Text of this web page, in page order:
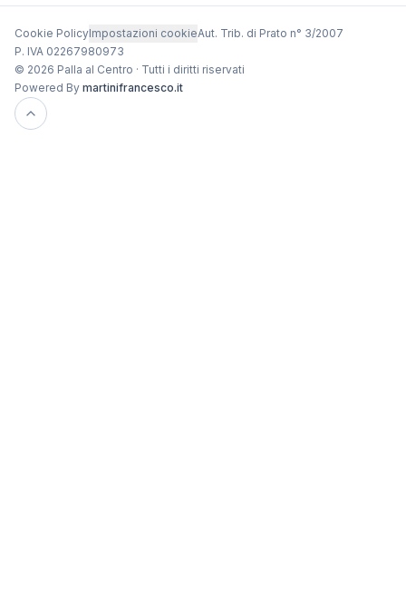
Cookie PolicyImpostazioni cookieAut. Trib. di Prato n° 3/2007
P. IVA 02267980973
© 2026 Palla al Centro · Tutti i diritti riservati
Powered By martinifrancesco.it